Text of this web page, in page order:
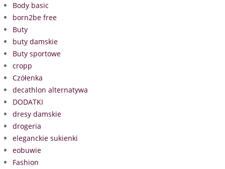
Body basic
born2be free
Buty
buty damskie
Buty sportowe
cropp
Czółenka
decathlon alternatywa
DODATKI
dresy damskie
drogeria
eleganckie sukienki
eobuwie
Fashion